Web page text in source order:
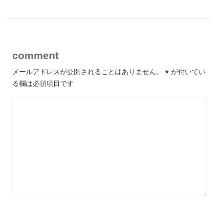
comment
メールアドレスが公開されることはありません。 ※ が付いてい
る欄は必須項目です